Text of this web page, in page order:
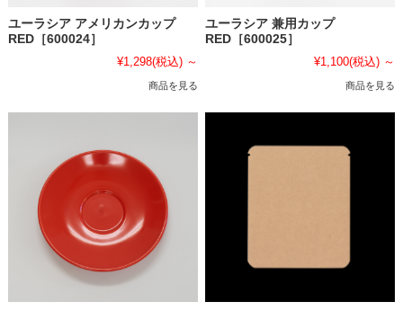
ユーラシア アメリカンカップ
RED［600024］
¥1,298(税込) ～
商品を見る
ユーラシア 兼用カップ
RED［600025］
¥1,100(税込) ～
商品を見る